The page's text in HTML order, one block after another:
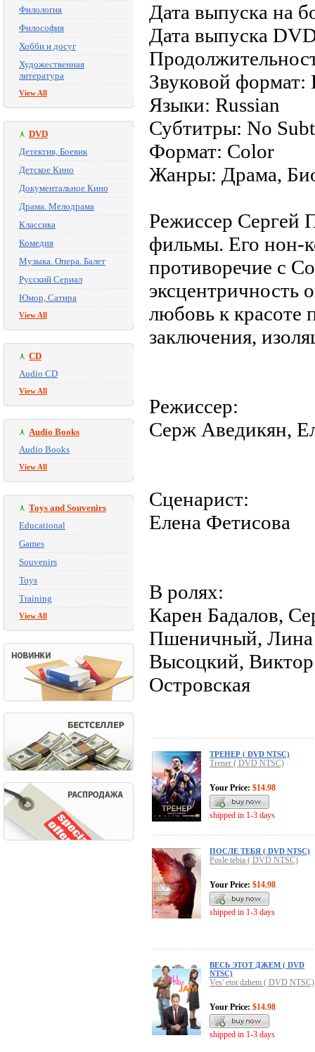
Филология
Философия
Хобби и досуг
Художественная
литература
View All
DVD
Детектив, Боевик
Детское Кино
Документальное Кино
Драма. Мелодрама
Классика
Комедия
Музыка. Опера. Балет
Русский Сериал
Юмор, Сатира
View All
CD
Audio CD
View All
Audio Books
Audio Books
View All
Toys and Souvenirs
Educational
Games
Souvenirs
Toys
Training
View All
Дата выпуска на
Дата выпуска
Звуковой
Языки: Russian
Субтитры: No
Формат: Color
Жанры: Драма,
Режиссер Сергей
фильмы. Его нон-
противоречие с
эксцентричность
любовь к красоте
заключения,
Режиссер:
Серж Аведикян,
Сценарист:
Елена Фетисова
В ролях:
Карен Бадалов,
Пшеничный,
Высоцкий,
Островская
ТРЕНЕР ( DVD NTSC)
Trener ( DVD NTSC)
Your Price: $14.98
shipped in 1-3 days
ПОСЛЕ ТЕБЯ ( DVD NTSC)
Posle tebia ( DVD NTSC)
Your Price: $14.98
shipped in 1-3 days
ВЕСЬ ЭТОТ ДЖЕМ ( DVD
NTSC)
Ves' etot dzhem ( DVD NTSC)
Your Price: $14.98
shipped in 1-3 days